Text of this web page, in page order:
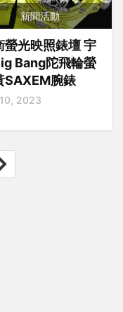
新聞活動
螢光映照錶壇 宇
Bang陀飛輪螢
SAXEM腕錶
2023